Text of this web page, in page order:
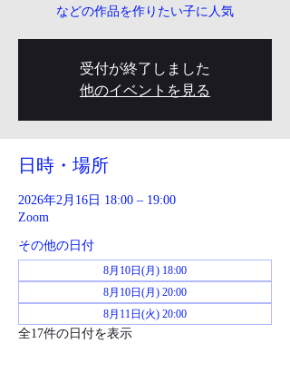
などの作品を作りたい子に人気
受付が終了しました
他のイベントを見る
日時・場所
2026年2月16日 18:00 – 19:00
Zoom
その他の日付
8月10日(月) 18:00
8月10日(月) 20:00
8月11日(火) 20:00
全17件の日付を表示